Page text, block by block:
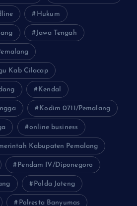
Hukum
Jawa Tengah
Kab Cilacap
Kendal
Kodim 0711/Pemalang
online business
Kabupaten Pemalang
Pendam IV/Diponegoro
Polda Jateng
Polresta Banyumas